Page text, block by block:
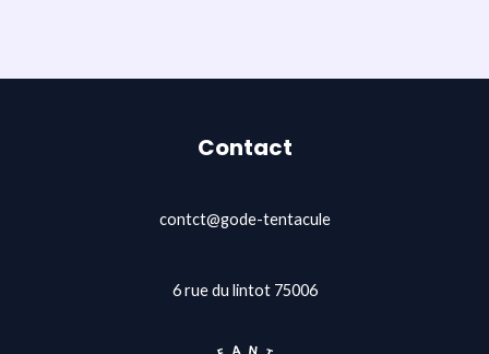
Contact
contct@gode-tentacule
6 rue du lintot 75006